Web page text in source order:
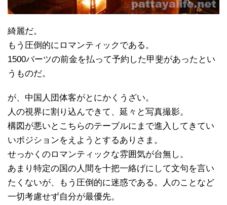
綺麗だ。
もう圧倒的にロマンティックである。
1500バーツの前金を払って予約した甲斐があったとい
うものだ。
が、中国人団体客がとにかくうざい。
人の視界に割り込んできて、延々と写真撮影。
構図が悪いとこちらのテーブルにまで進入してきてい
いポジションをえようとするありさま。
せっかくのロマンティックな雰囲気が台無し。
あまり特定の国の人間を十把一絡げにして文句を言い
たくないが、もう圧倒的に迷惑である。人のことなど
一切考慮せず自分が最優先。